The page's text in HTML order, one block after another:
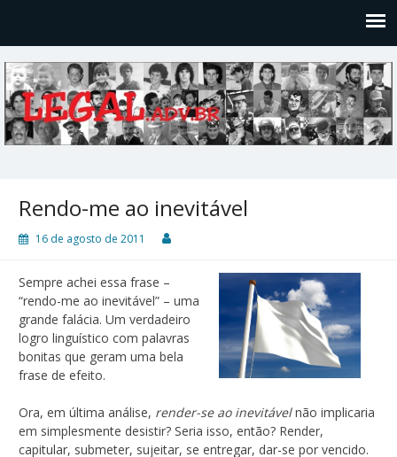
Rendo-me ao inevitável
16 de agosto de 2011
Sempre achei essa frase –
“rendo-me ao inevitável” – uma
grande falácia. Um verdadeiro
logro linguístico com palavras
bonitas que geram uma bela
frase de efeito.
Ora, em última análise, render-se ao inevitávelnão implicaria
em simplesmente desistir? Seria isso, então? Render,
capitular, submeter, sujeitar, se entregar, dar-se por vencido.